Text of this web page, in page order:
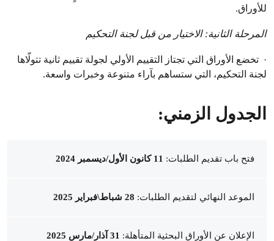
للأوراق.
المرحلة الثانية: الاختيار من قبل لجنة التحكيم
· تخضع الأوراق التي تجتاز التقييم الأولي لجولة تقييم ثانية تتولّاها
لجنة التحكيم، التي ستساهم بآراء متنوعة وخبرات واسعة.
الجدول الزمني:
فتح باب تقديم الطلبات:
الموعد النهائي لتقديم الطلبات:
الإعلان عن الأوراق البحثية المتأهلة: